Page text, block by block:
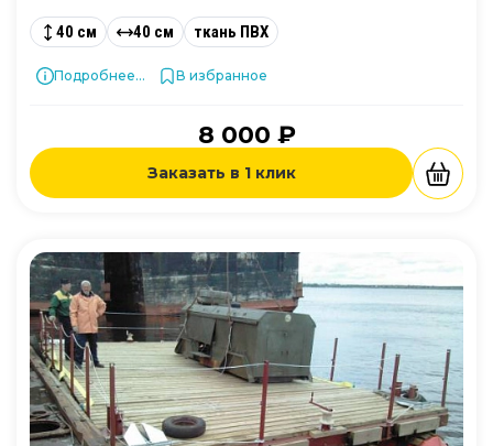
40 см 40 см ткань ПВХ
Подробнее... В избранное
8 000 ₽
Заказать в 1 клик